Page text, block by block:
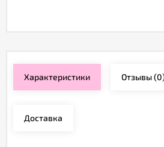
Характеристики Отзывы
Доставка